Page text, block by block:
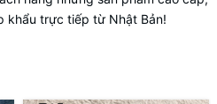
khẩu trực tiếp từ Nhật Bản!